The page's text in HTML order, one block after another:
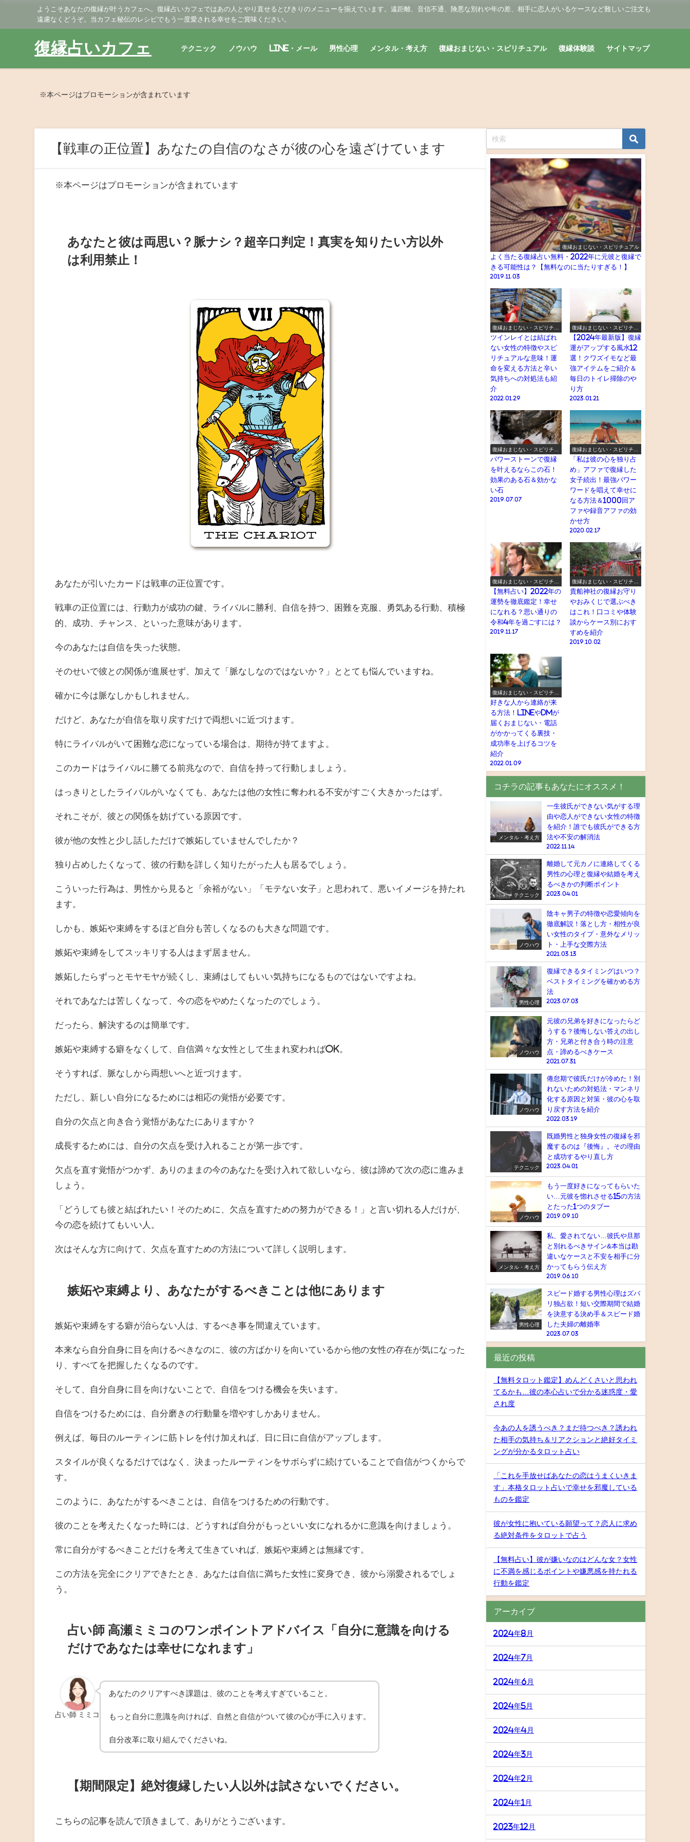
ようこそあなたの復縁が叶うカフェへ。復縁占いカフェではあの人とやり直せるとびきりのメニューを揃えています。遠距離、音信不通、険悪な別れや年の差、相手に恋人がいるケースなど難しいご注文も
遠慮なくどうぞ。当カフェ秘伝のレシピでもう一度愛される幸せをご賞味ください。
復縁占いカフェ テクニック ノウハウ LINE・メール 男性心理 メンタル・考え方 復縁おまじない・スピリチュアル 復縁体験談 サイトマップ
※本ページはプロモーションが含まれています
【戦車の正位置】あなたの自信のなさが彼の心を遠ざけています
※本ページはプロモーションが含まれています
あなたと彼は両思い？脈ナシ？超辛口判定！真実を知りたい方以外
は利用禁止！
あなたが引いたカードは戦車の正位置です。
戦車の正位置には、行動力が成功の鍵、ライバルに勝利、自信を持つ、困難を克服、勇気ある行動、積極
的、成功、チャンス、といった意味があります。
今のあなたは自信を失った状態。
そのせいで彼との関係が進展せず、加えて「脈なしなのではないか？」ととても悩んでいますね。
確かに今は脈なしかもしれません。
だけど、あなたが自信を取り戻すだけで両想いに近づけます。
特にライバルがいて困難な恋になっている場合は、期待が持てますよ。
このカードはライバルに勝てる前兆なので、自信を持って行動しましょう。
はっきりとしたライバルがいなくても、あなたは他の女性に奪われる不安がすごく大きかったはず。
それこそが、彼との関係を妨げている原因です。
彼が他の女性と少し話しただけで嫉妬していませんでしたか？
独り占めしたくなって、彼の行動を詳しく知りたがった人も居るでしょう。
こういった行為は、男性から見ると「余裕がない」「モテない女子」と思われて、悪いイメージを持たれ
ます。
しかも、嫉妬や束縛をするほど自分も苦しくなるのも大きな問題です。
嫉妬や束縛をしてスッキリする人はまず居ません。
嫉妬したらずっとモヤモヤが続くし、束縛はしてもいい気持ちになるものではないですよね。
それであなたは苦しくなって、今の恋をやめたくなったのでしょう。
だったら、解決するのは簡単です。
嫉妬や束縛する癖をなくして、自信満々な女性として生まれ変わればOK。
そうすれば、脈なしから両想いへと近づけます。
ただし、新しい自分になるためには相応の覚悟が必要です。
自分の欠点と向き合う覚悟があなたにありますか？
成長するためには、自分の欠点を受け入れることが第一歩です。
欠点を直す覚悟がつかず、ありのままの今のあなたを受け入れて欲しいなら、彼は諦めて次の恋に進みま
しょう。
「どうしても彼と結ばれたい！そのために、欠点を直すための努力ができる！」と言い切れる人だけが、
今の恋を続けてもいい人。
次はそんな方に向けて、欠点を直すための方法について詳しく説明します。
嫉妬や束縛より、あなたがするべきことは他にあります
嫉妬や束縛をする癖が治らない人は、するべき事を間違えています。
本来なら自分自身に目を向けるべきなのに、彼の方ばかりを向いているから他の女性の存在が気になった
り、すべてを把握したくなるのです。
そして、自分自身に目を向けないことで、自信をつける機会を失います。
自信をつけるためには、自分磨きの行動量を増やすしかありません。
例えば、毎日のルーティンに筋トレを付け加えれば、日に日に自信がアップします。
スタイルが良くなるだけではなく、決まったルーティンをサボらずに続けていることで自信がつくからで
す。
このように、あなたがするべきことは、自信をつけるための行動です。
彼のことを考えたくなった時には、どうすれば自分がもっといい女になれるかに意識を向けましょう。
常に自分がするべきことだけを考えて生きていれば、嫉妬や束縛とは無縁です。
この方法を完全にクリアできたとき、あなたは自信に満ちた女性に変身でき、彼から溺愛されるでしょ
う。
占い師 高瀬ミミコのワンポイントアドバイス「自分に意識を向ける
だけであなたは幸せになれます」
占い師 ミミコ
あなたのクリアすべき課題は、彼のことを考えすぎていること。
もっと自分に意識を向ければ、自然と自信がついて彼の心が手に入ります。
自分改革に取り組んでくださいね。
【期間限定】絶対復縁したい人以外は試さないでください。
こちらの記事を読んで頂きまして、ありがとうございます。
復縁おまじない・スピリチュアル
よく当たる復縁占い無料・2022年に元彼と復縁で
きる可能性は？【無料なのに当たりすぎる！】
2019.11.03
復縁おまじない・スピリチュ
アル
ツインレイとは結ばれ
ない女性の特徴やスピ
リチュアルな意味！運
命を変える方法と辛い
気持ちへの対処法も紹
介
2022.01.29
復縁おまじない・スピリチュ
アル
【2024年最新版】復縁
運がアップする風水12
選！クワズイモなど最
強アイテムをご紹介＆
毎日のトイレ掃除のや
り方
2023.01.21
復縁おまじない・スピリチュ
アル
パワーストーンで復縁
を叶えるならこの石！
効果のある石＆効かな
い石
2019.07.07
復縁おまじない・スピリチュ
アル
「私は彼の心を独り占
め」アファで復縁した
女子続出！最強パワー
ワードを唱えて幸せに
なる方法＆1000回ア
ファや録音アファの効
かせ方
2020.02.17
復縁おまじない・スピリチュ
アル
【無料占い】2022年の
運勢を徹底鑑定！幸せ
になれる？思い通りの
令和4年を過ごすには？
2019.11.17
復縁おまじない・スピリチュ
アル
貴船神社の復縁お守り
やおみくじで選ぶべき
はこれ！口コミや体験
談からケース別におす
すめを紹介
2019.10.02
復縁おまじない・スピリチュ
アル
好きな人から連絡が来
る方法！LINEやDMが
届くおまじない・電話
がかかってくる裏技・
成功率を上げるコツを
紹介
2022.01.09
コチラの記事もあなたにオススメ！
メンタル・考え方
一生彼氏ができない気がする理
由や恋人ができない女性の特徴
を紹介！誰でも彼氏ができる方
法や不安の解消法
2022.11.14
テクニック
離婚して元カノに連絡してくる
男性の心理と復縁や結婚を考え
るべきかの判断ポイント
2023.04.01
ノウハウ
陰キャ男子の特徴や恋愛傾向を
徹底解説！落とし方・相性が良
い女性のタイプ・意外なメリッ
ト・上手な交際方法
2021.03.13
男性心理
復縁できるタイミングはいつ？
ベストタイミングを確かめる方
法
2023.07.03
ノウハウ
元彼の兄弟を好きになったらど
うする？後悔しない答えの出し
方・兄弟と付き合う時の注意
点・諦めるべきケース
2021.07.31
ノウハウ
倦怠期で彼氏だけが冷めた！別
れないための対処法・マンネリ
化する原因と対策・彼の心を取
り戻す方法を紹介
2022.03.19
テクニック
既婚男性と独身女性の復縁を邪
魔するのは『後悔』。その理由
と成功するやり直し方
2023.04.01
ノウハウ
もう一度好きになってもらいた
い…元彼を惚れさせる15の方法
とたった1つのタブー
2019.09.10
メンタル・考え方
私、愛されてない…彼氏や旦那
と別れるべきサイン&本当は勘
違いなケースと不安を相手に分
かってもらう伝え方
2019.06.10
男性心理
スピード婚する男性心理はズバ
リ独占欲！短い交際期間で結婚
を決意する決め手＆スピード婚
した夫婦の離婚率
2023.07.03
最近の投稿
【無料タロット鑑定】めんどくさいと思われ
てるかも…彼の本心占いで分かる迷惑度・愛
され度
今あの人を誘うべき？まだ待つべき？誘われ
た相手の気持ち＆リアクションと絶好タイミ
ングが分かるタロット占い
「これを手放せばあなたの恋はうまくいきま
す」本格タロット占いで幸せを邪魔している
ものを鑑定
彼が女性に抱いている願望って？恋人に求め
る絶対条件をタロットで占う
【無料占い】彼が嫌いなのはどんな女？女性
に不満を感じるポイントや嫌悪感を持たれる
行動を鑑定
アーカイブ
2024年8月
2024年7月
2024年6月
2024年5月
2024年4月
2024年3月
2024年2月
2024年1月
2023年12月